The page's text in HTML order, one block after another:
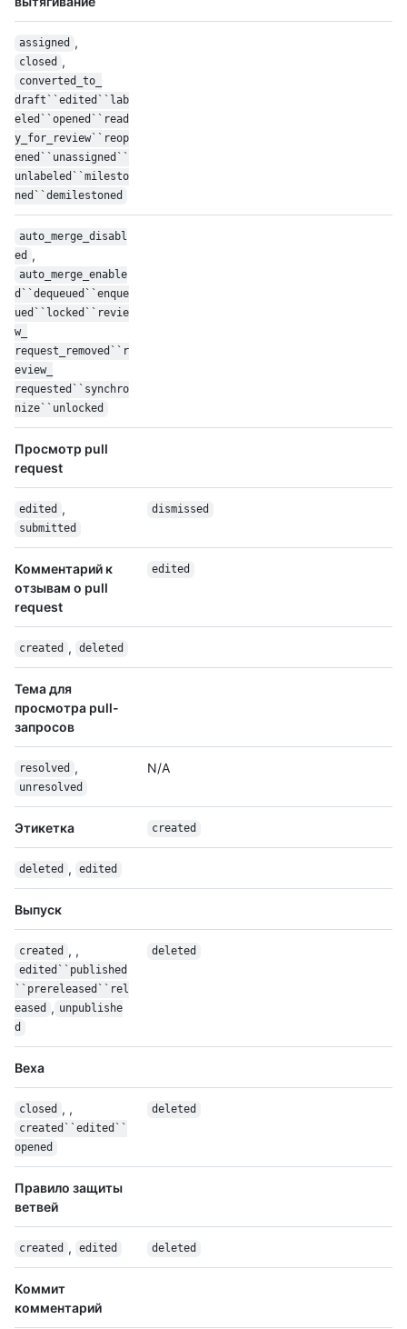
assigned ,
closed ,
converted_to_
draft``edited``lab
eled``opened``read
y_for_review``reop
ened``unassigned``
unlabeled``milesto
ned``demilestoned
auto_merge_disabl
ed ,
auto_merge_enable
d``dequeued``enque
ued``locked``revie
w_
request_removed``r
eview_
requested``synchro
nize``unlocked
Просмотр pull
request
edited ,
submitted
dismissed
Комментарий к
отзывам о pull
request
edited
created , deleted
Тема для
просмотра pull-
запросов
resolved ,
unresolved
N/A
Этикетка created
deleted , edited
Выпуск
created , ,
edited``published
``prereleased``rel
eased , unpublishe
d
deleted
Веха
closed , ,
created``edited``
opened
deleted
Правило защиты
ветвей
created , edited deleted
Коммит
комментарий